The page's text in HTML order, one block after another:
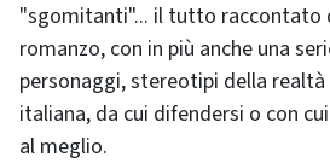
"sgomitanti"... il tutto raccontato
romanzo, con in più anche una
personaggi, stereotipi della
italiana, da cui difendersi o con
al meglio.